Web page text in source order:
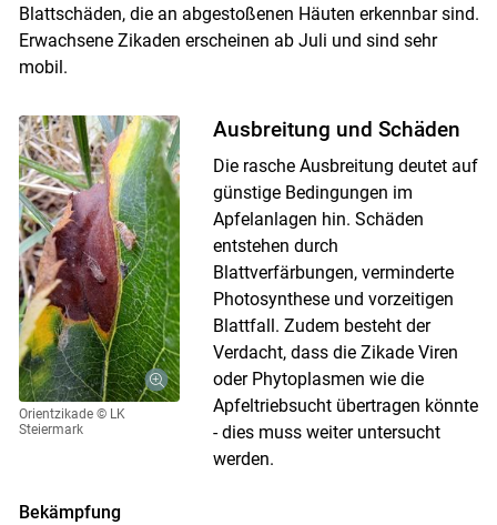
Blattschäden, die an abgestoßenen Häuten erkennbar sind.
Erwachsene Zikaden erscheinen ab Juli und sind sehr
mobil.
Orientzikade © LK
Steiermark
Ausbreitung und Schäden
Die rasche Ausbreitung deutet auf
günstige Bedingungen im
Apfelanlagen hin. Schäden
entstehen durch
Blattverfärbungen, verminderte
Photosynthese und vorzeitigen
Blattfall. Zudem besteht der
Verdacht, dass die Zikade Viren
oder Phytoplasmen wie die
Apfeltriebsucht übertragen könnte
- dies muss weiter untersucht
werden.
Bekämpfung